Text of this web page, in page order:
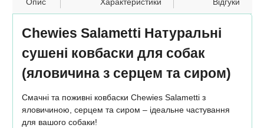
Опис Характеристики Відгуки
Chewies Salametti Натуральні
сушені ковбаски для собак
(яловичина з серцем та сиром)
Смачні та поживні ковбаски Chewies Salametti з
яловичиною, серцем та сиром – ідеальне частування
для вашого собаки!